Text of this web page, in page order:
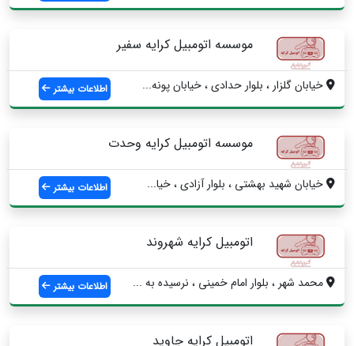
موسسه اتومبیل کرایه سفیر
خیابان گلزار ، بلوار حدادی ، خیابان پونه... اطلاعات بیشتر
موسسه‌ اتومبیل‌ کرایه‌ وحدت
خیابان‌ شهید‌ بهشتی ، بلوار‌ آزادی ، خیا... اطلاعات بیشتر
اتومبیل کرایه شهروند
محمد شهر ، بلوار امام خمینی ، نرسیده به ... اطلاعات بیشتر
اتومبیل کرایه جاوید